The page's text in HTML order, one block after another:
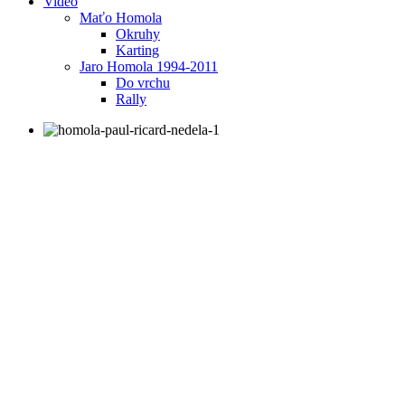
Maťo Homola
Okruhy
Karting
Jaro Homola 1994-2011
Do vrchu
Rally